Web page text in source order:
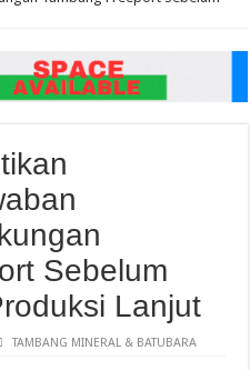
Sebelum
Lanjut
TAMBANG MINERAL & BATUBARA